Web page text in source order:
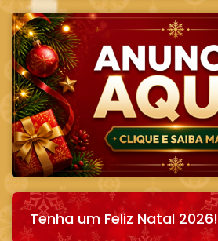
Tenha um Feliz Natal 2026!